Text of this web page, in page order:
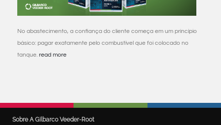
No abastecimento, a confiança do cliente começa em um princípio
básico: pagar exatamente pelo combustível que foi colocado no
tanque. read more
Sobre A Gilbarco Veeder-Root